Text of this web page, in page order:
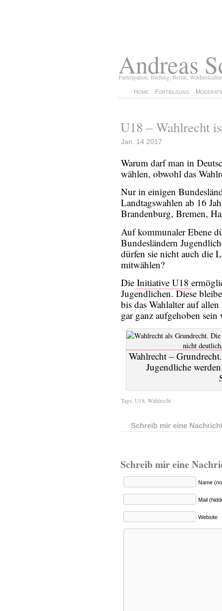
Andreas
Partizipation, Bildung, Berlin, Wildniskultur
Home Fortbildung
U18 – Wahlrecht
Jan. 14 2017
Warum darf man in
wählen, obwohl das
Nur in einigen
Landtagswahlen ab 16
Brandenburg, Bremen,
Auf kommunaler Ebene
Bundesländern
dürfen sie nicht auch die
mitwählen?
Die Initiative U18
Jugendlichen. Diese
bis das Wahlalter auf
gar ganz aufgehoben sein
Wahlrecht –
Jugendliche
Tags: U18, Wahlrecht
Schreib mir eine
Schreib mir eine
Name
Mail
Website